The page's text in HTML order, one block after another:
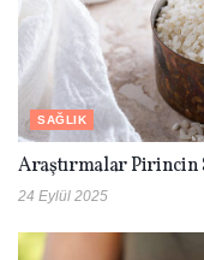
SAĞLIK
Araştırmalar Pirincin
24 Eylül 2025